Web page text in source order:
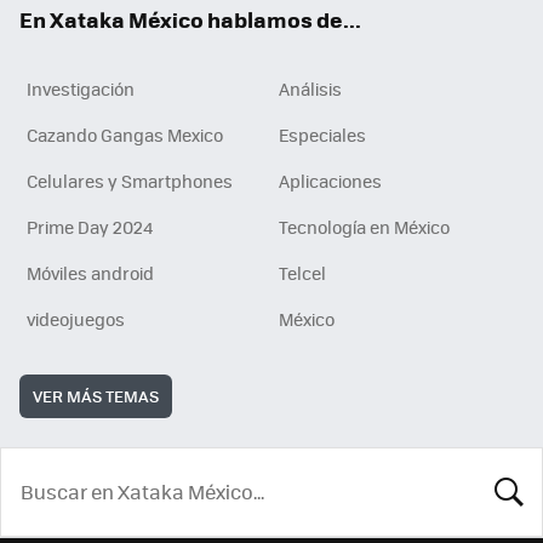
En Xataka México hablamos de...
Investigación
Análisis
Cazando Gangas Mexico
Especiales
Celulares y Smartphones
Aplicaciones
Prime Day 2024
Tecnología en México
Móviles android
Telcel
videojuegos
México
VER MÁS TEMAS